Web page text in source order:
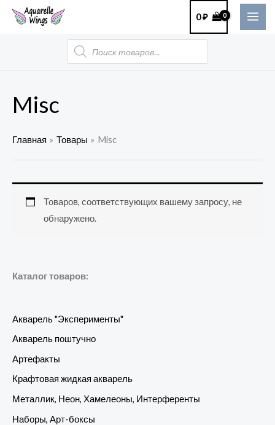
Перейти
0₽
Поиск
товаров
Каталог товаров:
Акварель "Эксперименты"
Акварель поштучно
Артефакты
Крафтовая жидкая акварель
Металлик, Неон, Хамелеоны, Интерференты
Наборы, Арт-боксы
Misc
Главная Товары Misc
Товаров, соответствующих вашему запросу, не
обнаружено.